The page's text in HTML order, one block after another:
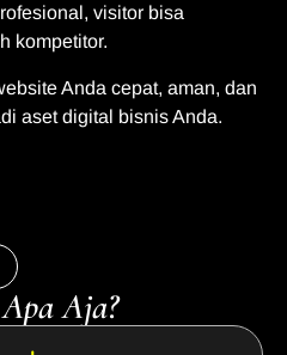
visitor bisa
kompetitor.
Anda cepat, aman, dan
aset digital bisnis Anda.
Aja?